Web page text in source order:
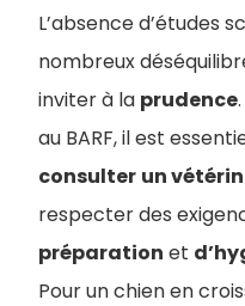
L’absence d’études
nombreux
inviter à la prudence
au BARF, il est
consulter un
respecter des
préparation et
Pour un chien en